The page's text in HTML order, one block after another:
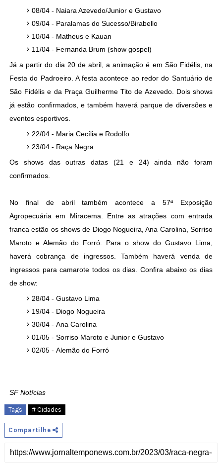
08/04 - Naiara Azevedo/Junior e Gustavo
09/04 - Paralamas do Sucesso/Birabello
10/04 - Matheus e Kauan
11/04 - Fernanda Brum (show gospel)
Já a partir do dia 20 de abril, a animação é em São Fidélis, na
Festa do Padroeiro. A festa acontece ao redor do Santuário de
São Fidélis e da Praça Guilherme Tito de Azevedo. Dois shows
já estão confirmados, e também haverá parque de diversões e
eventos esportivos.
22/04 - Maria Cecília e Rodolfo
23/04 - Raça Negra
Os shows das outras datas (21 e 24) ainda não foram
confirmados.
No final de abril também acontece a 57ª Exposição
Agropecuária em Miracema. Entre as atrações com entrada
franca estão os shows de Diogo Nogueira, Ana Carolina, Sorriso
Maroto e Alemão do Forró. Para o show do Gustavo Lima,
haverá cobrança de ingressos. Também haverá venda de
ingressos para camarote todos os dias. Confira abaixo os dias
de show:
28/04 - Gustavo Lima
19/04 - Diogo Nogueira
30/04 - Ana Carolina
01/05 - Sorriso Maroto e Junior e Gustavo
02/05 - Alemão do Forró
SF Notícias
Tags # Cidades
Compartilhe